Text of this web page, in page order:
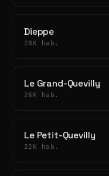
Dieppe
28K hab.
Le Grand-Quevilly
26K hab.
Le Petit-Quevilly
22K hab.